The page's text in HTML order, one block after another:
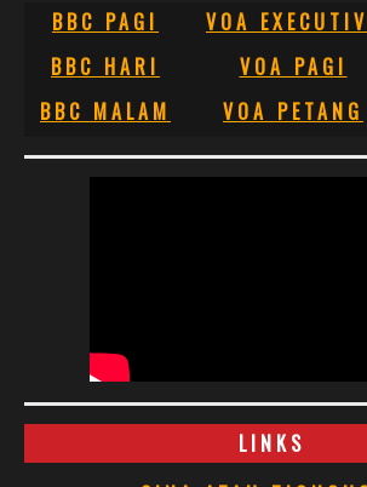
BBC PAGI
VOA
BBC HARI
VOA PAGI
BBC MALAM
VOA PETANG
LINKS